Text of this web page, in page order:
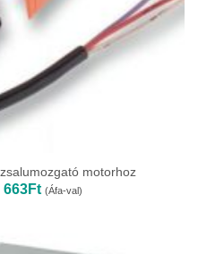
motorhoz
663FtÁrtartomány:
29
663Ft
(Áfa-val)